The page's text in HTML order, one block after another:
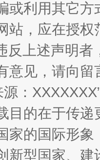
或利用其它
站，应在授
反上述声明
意见，请向
源：
目的在于传
家的国际形
新型国家、